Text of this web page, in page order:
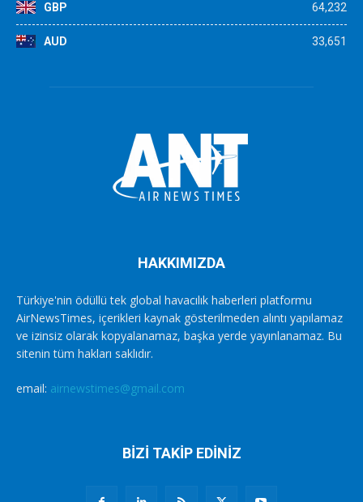
GBP 64,232
AUD 33,651
HAKKIMIZDA
Türkiye'nin ödüllü tek global havacılık haberleri platformu
AirNewsTimes, içerikleri kaynak gösterilmeden alıntı yapılamaz
ve izinsiz olarak kopyalanamaz, başka yerde yayınlanamaz. Bu
sitenin tüm hakları saklıdır.
email: airnewstimes@gmail.com
BİZİ TAKİP EDİNİZ